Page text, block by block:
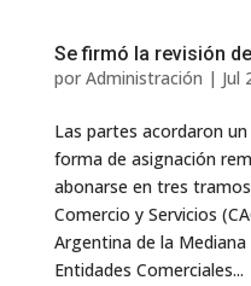
Se firmó la revisión
por Administración | Jul
Las partes acordaron
forma de asignación
abonarse en tres
Comercio y Servicios
Argentina de la Mediana
Entidades Comerciales...